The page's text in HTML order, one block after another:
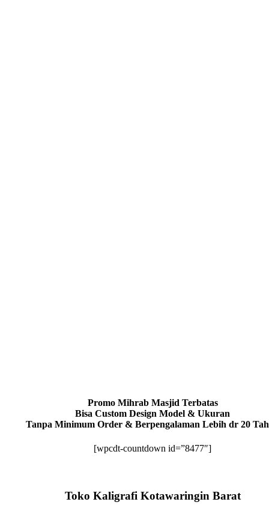
Promo Mihrab Masjid Terbatas
Bisa Custom Design Model & Ukuran
Tanpa Minimum Order & Berpengalaman Lebih dr 20
[wpcdt-countdown id=”8477″]
Toko Kaligrafi Kotawaringin Barat